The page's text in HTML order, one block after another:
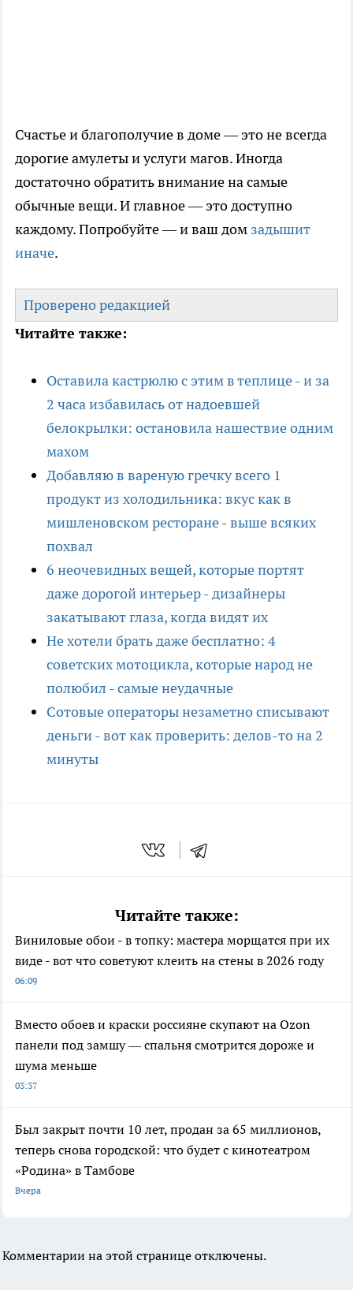
Счастье и благополучие в доме — это не всегда
дорогие амулеты и услуги магов. Иногда
достаточно обратить внимание на самые
обычные вещи. И главное — это доступно
каждому. Попробуйте — и ваш дом задышит
иначе.
Проверено редакцией
Читайте также:
Оставила кастрюлю с этим в теплице - и за
2 часа избавилась от надоевшей
белокрылки: остановила нашествие одним
махом
Добавляю в вареную гречку всего 1
продукт из холодильника: вкус как в
мишленовском ресторане - выше всяких
похвал
6 неочевидных вещей, которые портят
даже дорогой интерьер - дизайнеры
закатывают глаза, когда видят их
Не хотели брать даже бесплатно: 4
советских мотоцикла, которые народ не
полюбил - самые неудачные
Сотовые операторы незаметно списывают
деньги - вот как проверить: делов-то на 2
минуты
Читайте также:
Виниловые обои - в топку: мастера морщатся при их
виде - вот что советуют клеить на стены в 2026 году
06:09
Вместо обоев и краски россияне скупают на Ozon
панели под замшу — спальня смотрится дороже и
шума меньше
03:37
Был закрыт почти 10 лет, продан за 65 миллионов,
теперь снова городской: что будет с кинотеатром
«Родина» в Тамбове
Вчера
Комментарии на этой странице отключены.